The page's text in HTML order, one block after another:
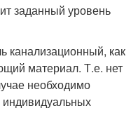
заданный уровень
канализационный, как
материал. Т.е. нет
необходимо
индивидуальных